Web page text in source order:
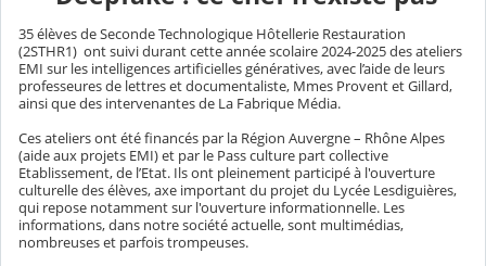
35 élèves de Seconde Technologique Hôtellerie Restauration
(2STHR1) ont suivi durant cette année scolaire 2024-2025 des ateliers
EMI sur les intelligences artificielles génératives, avec l’aide de leurs
professeures de lettres et documentaliste, Mmes Provent et Gillard,
ainsi que des intervenantes de La Fabrique Média.
Ces ateliers ont été financés par la Région Auvergne – Rhône Alpes
(aide aux projets EMI) et par le Pass culture part collective
Etablissement, de l’Etat. Ils ont pleinement participé à l'ouverture
culturelle des élèves, axe important du projet du Lycée Lesdiguières,
qui repose notamment sur l'ouverture informationnelle. Les
informations, dans notre société actuelle, sont multimédias,
nombreuses et parfois trompeuses.